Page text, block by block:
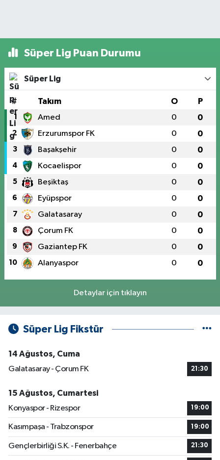
Süper Lig Puan Durumu
Süper Lig
# Takım O P
1 Amed 0 0
2 Erzurumspor FK 0 0
3 Başakşehir 0 0
4 Kocaelispor 0 0
5 Beşiktaş 0 0
6 Eyüpspor 0 0
7 Galatasaray 0 0
8 Çorum FK 0 0
9 Gaziantep FK 0 0
10 Alanyaspor 0 0
Detaylar için tıklayın
Süper Lig Fikstür
14 Ağustos, Cuma
Galatasaray - Çorum FK
21:30
15 Ağustos, Cumartesi
Konyaspor - Rizespor
19:00
Kasımpaşa - Trabzonspor 19:00
Gençlerbirliği S.K. - Fenerbahçe 21:30